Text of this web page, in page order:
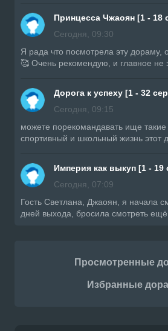
Принцесса Чжаоян [1 - 18
Сегодня, 09:30
Я рада что посмотрела эту дораму,
🥰 Очень рекомендую, и главное не
Дорога к успеху [1 - 32
Сегодня, 09:15
можете порекомандавать ище
спортивный и школьный жизнь этот
Империя как выкуп [1 - 19
Сегодня, 07:09
Гость Светлана, Джаоян, я начала
дней выхода, бросила смотреть ещё
Просмотренные
Избранные